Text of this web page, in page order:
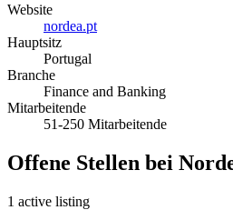
Website
nordea.pt
Hauptsitz
Portugal
Branche
Finance and Banking
Mitarbeitende
51-250 Mitarbeitende
Offene Stellen bei
1 active listing